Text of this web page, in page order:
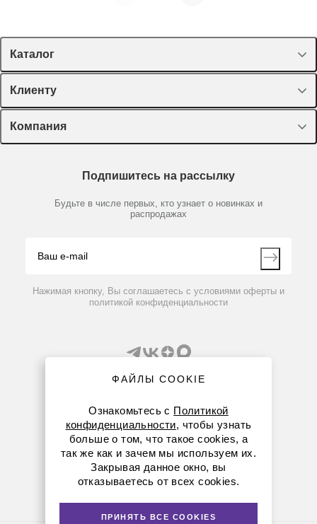
Каталог
Спецпредложения
Оборудование, приборы
Пластик, стекло, принадлежности
Химические реактивы, препараты, наборы
Производители
Клиенту
Лекторий Диаэм
Доставка и оплата
Мобильное приложение
Компания
Партнеры
Контакты
Подпишитесь на рассылку
Будьте в числе первых, кто узнает о новинках и
распродажах
Нажимая кнопку, Вы соглашаетесь с условиями оферты и
политикой конфиденциальности
8 (800) 234-05-08
+7 (843) 210-20-80
kazan@dia-m.ru
420111 ул. Профсоюзная, д.40-42, пом. № 8
ФАЙЛЫ COOKIE
Ознакомьтесь с Политикой
конфиденциальности, чтобы узнать
больше о том, что такое cookies, а
так же как и зачем мы используем их.
Закрывая данное окно, вы
отказываетесь от всех cookies.
ПРИНЯТЬ ВСЕ COOKIES